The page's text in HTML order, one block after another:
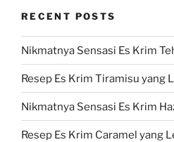
RECENT POSTS
Nikmatnya Sensasi Es Krim
Resep Es Krim Tiramisu yang
Nikmatnya Sensasi Es Krim
Resep Es Krim Caramel yang